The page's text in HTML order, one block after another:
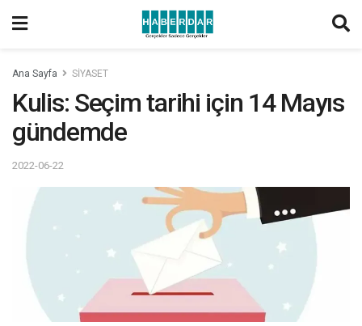
Ana Sayfa SİYASET
Kulis: Seçim tarihi için 14 Mayıs
gündemde
2022-06-22